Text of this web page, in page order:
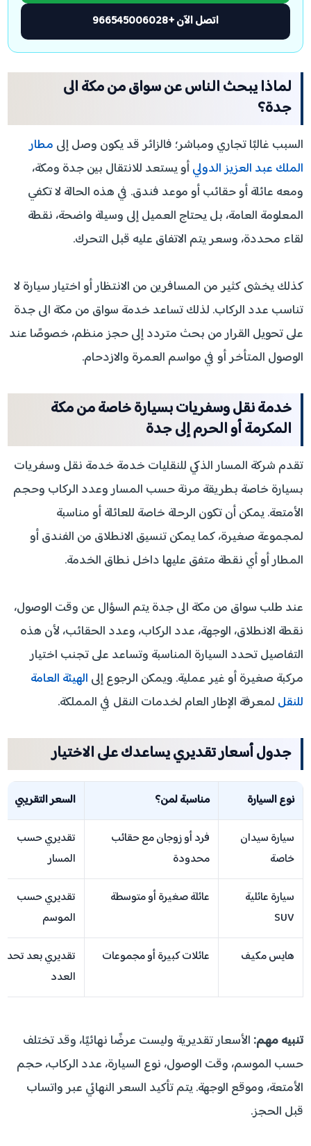
اتصل الآن +966545006028
لماذا يبحث الناس عن سواق من مكة الى
جدة؟
السبب غالبًا تجاري ومباشر؛ فالزائر قد يكون وصل إلى مطار
الملك عبد العزيز الدوليأو يستعد للانتقال بين جدة ومكة،
ومعه عائلة أو حقائب أو موعد فندق. في هذه الحالة لا تكفي
المعلومة العامة، بل يحتاج العميل إلى وسيلة واضحة، نقطة
لقاء محددة، وسعر يتم الاتفاق عليه قبل التحرك.
كذلك يخشى كثير من المسافرين من الانتظار أو اختيار سيارة لا
تناسب عدد الركاب. لذلك تساعد خدمة سواق من مكة الى جدة
على تحويل القرار من بحث متردد إلى حجز منظم، خصوصًا عند
الوصول المتأخر أو في مواسم العمرة والازدحام.
خدمة نقل وسفريات بسيارة خاصة من مكة
المكرمة أو الحرم إلى جدة
تقدم شركة المسار الذكي للنقليات خدمة خدمة نقل وسفريات
بسيارة خاصة بطريقة مرنة حسب المسار وعدد الركاب وحجم
الأمتعة. يمكن أن تكون الرحلة خاصة للعائلة أو مناسبة
لمجموعة صغيرة، كما يمكن تنسيق الانطلاق من الفندق أو
المطار أو أي نقطة متفق عليها داخل نطاق الخدمة.
عند طلب سواق من مكة الى جدة يتم السؤال عن وقت الوصول،
نقطة الانطلاق، الوجهة، عدد الركاب، وعدد الحقائب، لأن هذه
التفاصيل تحدد السيارة المناسبة وتساعد على تجنب اختيار
مركبة صغيرة أو غير عملية. ويمكن الرجوع إلى الهيئة العامة
للنقل لمعرفة الإطار العام لخدمات النقل في المملكة.
جدول أسعار تقديري يساعدك على الاختيار
نوع السيارة مناسبة لمن؟ السعر التقريبي
سيارة سيدان
خاصة
فرد أو زوجان مع حقائب
محدودة
تقديري حسب
المسار
سيارة عائلية
SUV
عائلة صغيرة أو متوسطة
تقديري حسب
الموسم
هايس مكيف عائلات كبيرة أو مجموعات
تقديري بعد
العدد
تنبيه مهم: الأسعار تقديرية وليست عرضًا نهائيًا، وقد تختلف
حسب الموسم، وقت الوصول، نوع السيارة، عدد الركاب، حجم
الأمتعة، وموقع الوجهة. يتم تأكيد السعر النهائي عبر واتساب
قبل الحجز.